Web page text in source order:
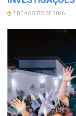
7 DE AGOSTO DE 2026